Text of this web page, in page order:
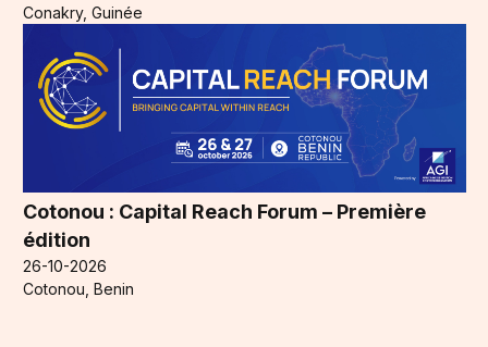
Conakry, Guinée
Cotonou : Capital Reach Forum – Première
édition
26-10-2026
Cotonou, Benin